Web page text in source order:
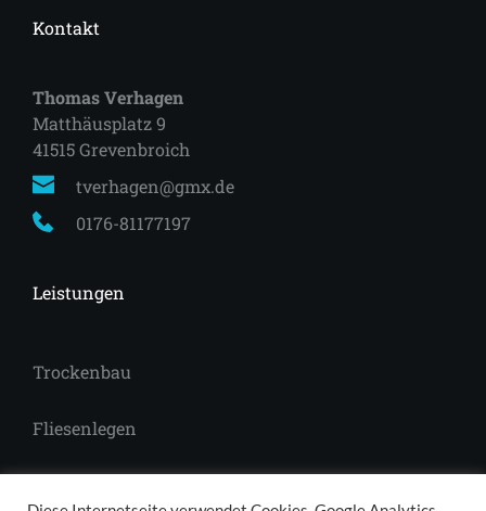
Kontakt
Thomas Verhagen
Matthäusplatz 9
41515 Grevenbroich
tverhagen@gmx.de
0176-81177197
Leistungen
Trockenbau
Fliesenlegen